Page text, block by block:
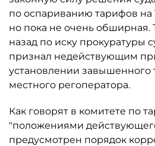
по оспариванию тарифов на
но пока не очень обширная.
назад по иску прокуратуры
признал недействующим
установлении завышенного
местного регоператора.
Как говорят в комитете по
"положениями
предусмотрен порядок